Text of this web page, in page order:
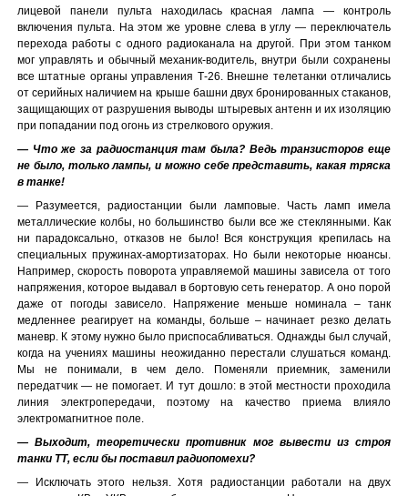
лицевой панели пульта находилась красная лампа — контроль
включения пульта. На этом же уровне слева в углу — переключатель
перехода работы с одного радиоканала на другой. При этом танком
мог управлять и обычный механик-водитель, внутри были сохранены
все штатные органы управления Т-26. Внешне телетанки отличались
от серийных наличием на крыше башни двух бронированных стаканов,
защищающих от разрушения выводы штыревых антенн и их изоляцию
при попадании под огонь из стрелкового оружия.
— Что же за радиостанция там была? Ведь транзисторов еще
не было, только лампы, и можно себе представить, какая тряска
в танке!
— Разумеется, радиостанции были ламповые. Часть ламп имела
металлические колбы, но большинство были все же стеклянными. Как
ни парадоксально, отказов не было! Вся конструкция крепилась на
специальных пружинах-амортизаторах. Но были некоторые нюансы.
Например, скорость поворота управляемой машины зависела от того
напряжения, которое выдавал в бортовую сеть генератор. А оно порой
даже от погоды зависело. Напряжение меньше номинала – танк
медленнее реагирует на команды, больше – начинает резко делать
маневр. К этому нужно было приспосабливаться. Однажды был случай,
когда на учениях машины неожиданно перестали слушаться команд.
Мы не понимали, в чем дело. Поменяли приемник, заменили
передатчик — не помогает. И тут дошло: в этой местности проходила
линия электропередачи, поэтому на качество приема влияло
электромагнитное поле.
— Выходит, теоретически противник мог вывести из строя
танки ТТ, если бы поставил радиопомехи?
— Исключать этого нельзя. Хотя радиостанции работали на двух